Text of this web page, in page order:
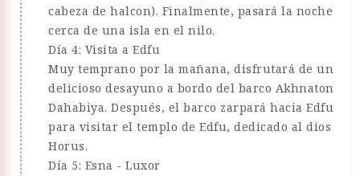
cabeza de halcon). Finalmente, pasará la noche
cerca de una isla en el nilo.
Día 4: Visita a Edfu
Muy temprano por la mañana, disfrutará de un
delicioso desayuno a bordo del barco Akhnaton
Dahabiya. Después, el barco zarpará hacia Edfu
para visitar el templo de Edfu, dedicado al dios
Horus.
Día 5: Esna - Luxor